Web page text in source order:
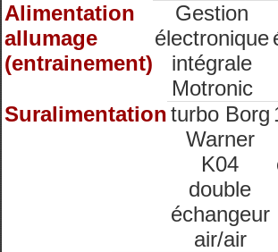
Alimentation
allumage
(entrainement)
Gestion
électronique
intégrale
Motronic
Suralimentationturbo Borg
Warner
K04
double
échangeur
air/air